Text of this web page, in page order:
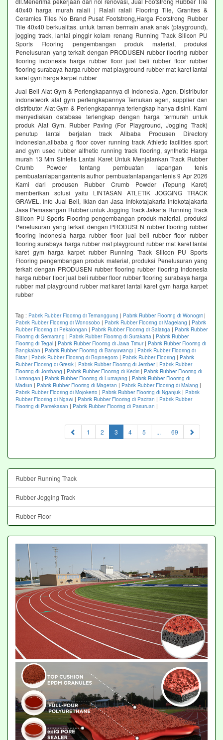
40x40 harga murah ralali | Ralali ralali Flooring Tile, Granites &
Ceramics Tiles No Brand Pusat Footstrong,Harga Footstrong Rubber
Tile 40x40 berkualitas. untuk taman bermain anak anak (playground),
jogging track, lantai pinggir kolam renang Running Track Silicon PU
Sports Flooring pengembangan produk material, produksi
Penelusuran yang terkait dengan PRODUSEN rubber flooring rubber
flooring indonesia harga rubber floor jual beli rubber floor rubber
flooring surabaya harga rubber mat playground rubber mat karet lantai
karet gym harga karpet rubber
Jual Beli Alat Gym & Perlengkapannya di Indonesia, Agen, Distributor
indonetwork alat gym perlengkapannya Temukan agen, supplier dan
distributor Alat Gym & Perlengkapannya terlengkap hanya disini. Kami
menyediakan database terlengkap dengan harga termurah untuk
produk Alat Gym. Rubber Paving (For Playground, Jogging Track)
penutup lantai berjalan track Alibaba Produsen Directory
indonesian.alibaba g floor cover running track Athletic facilities sport
and gym used rubber althetic running track flooring, synthetic Harga
murah 13 Mm Sintetis Lantai Karet Untuk Menjalankan Track Rubber
Crumb Powder tentang pembuatan lapangan tenis
pembuatanlapangantenis author pembuatanlapangantenis 9 Apr 2026
Kami dari produsen Rubber Crumb Powder (Tepung Karet)
memberikan solusi yaitu LINTASAN ATLETIK JOGGING TRACK
GRAVEL. Info Jual Beli, Iklan dan Jasa Infokotajakarta infokotajakarta
Jasa Pemasangan Rubber untuk Jogging Track Jakarta Running Track
Silicon PU Sports Flooring pengembangan produk material, produksi
Penelusuran yang terkait dengan PRODUSEN rubber flooring rubber
flooring indonesia harga rubber floor jual beli rubber floor rubber
flooring surabaya harga rubber mat playground rubber mat karet lantai
karet gym harga karpet rubber Running Track Silicon PU Sports
Flooring pengembangan produk material, produksi Penelusuran yang
terkait dengan PRODUSEN rubber flooring rubber flooring indonesia
harga rubber floor jual beli rubber floor rubber flooring surabaya harga
rubber mat playground rubber mat karet lantai karet gym harga karpet
rubber
Tag : Pabrik Rubber Flooring di Temanggung | Pabrik Rubber Flooring di Wonogiri |
Pabrik Rubber Flooring di Wonosobo | Pabrik Rubber Flooring di Magelang | Pabrik
Rubber Flooring di Pekalongan | Pabrik Rubber Flooring di Salatiga | Pabrik Rubber
Flooring di Semarang | Pabrik Rubber Flooring di Surakarta | Pabrik Rubber
Flooring di Tegal | Pabrik Rubber Flooring di Jawa Timur| Pabrik Rubber Flooring di
Bangkalan | Pabrik Rubber Flooring di Banyuwangi | Pabrik Rubber Flooring di
Blitar| Pabrik Rubber Flooring di Bojonegoro | Pabrik Rubber Flooring | Pabrik
Rubber Flooring di Gresik | Pabrik Rubber Flooring di Jember| Pabrik Rubber
Flooring di Jombang | Pabrik Rubber Flooring di Kediri | Pabrik Rubber Flooring di
Lamongan | Pabrik Rubber Flooring di Lumajang | Pabrik Rubber Flooring di
Madiun | Pabrik Rubber Flooring di Magetan | Pabrik Rubber Flooring di Malang |
Pabrik Rubber Flooring di Mojokerto | Pabrik Rubber Flooring di Nganjuk | Pabrik
Rubber Flooring di Ngawi | Pabrik Rubber Flooring di Pacitan | Pabrik Rubber
Flooring di Pamekasan | Pabrik Rubber Flooring di Pasuruan |
1 2 3 (current)
4 5 ... 69
Rubber Running Track
Rubber Jogging Track
Rubber Floor